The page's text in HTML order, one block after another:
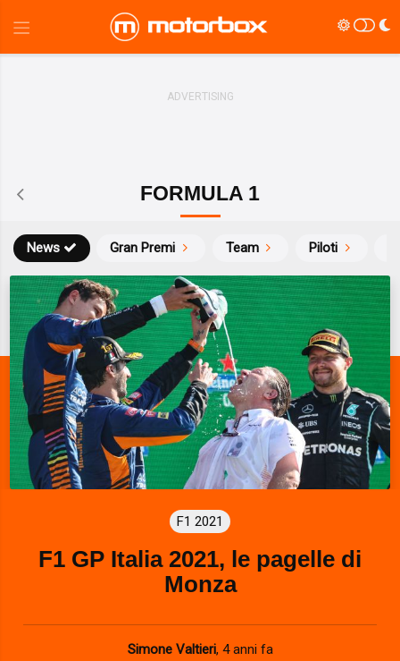
FORMULA 1
News Gran Premi Team Piloti
F1 2021
F1 GP Italia 2021, le pagelle di
Monza
Simone Valtieri, 4 anni fa